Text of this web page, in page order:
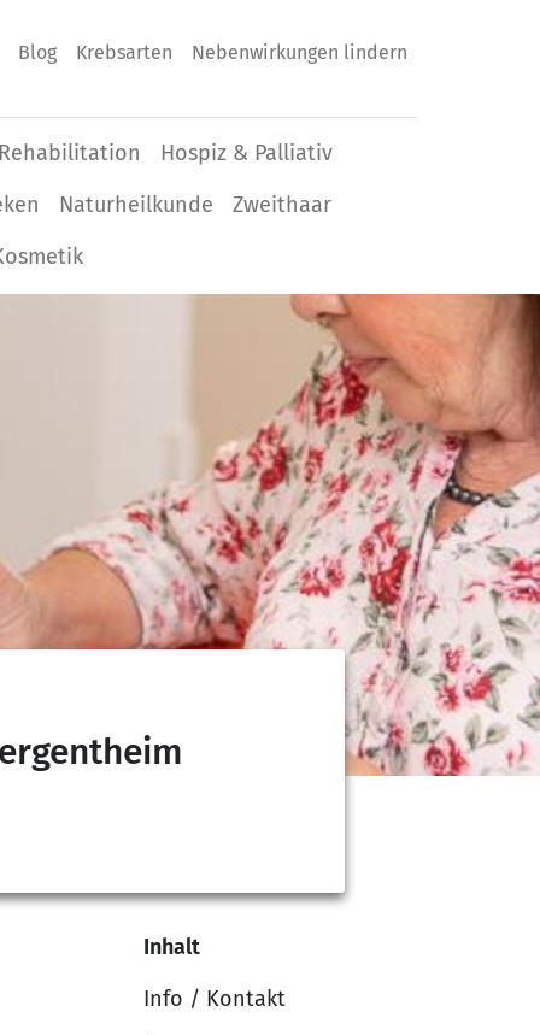
Blog Krebsarten Nebenwirkungen lindern
Hospiz & Palliativ
Naturheilkunde
Zweithaar
Inhalt
Info / Kontakt